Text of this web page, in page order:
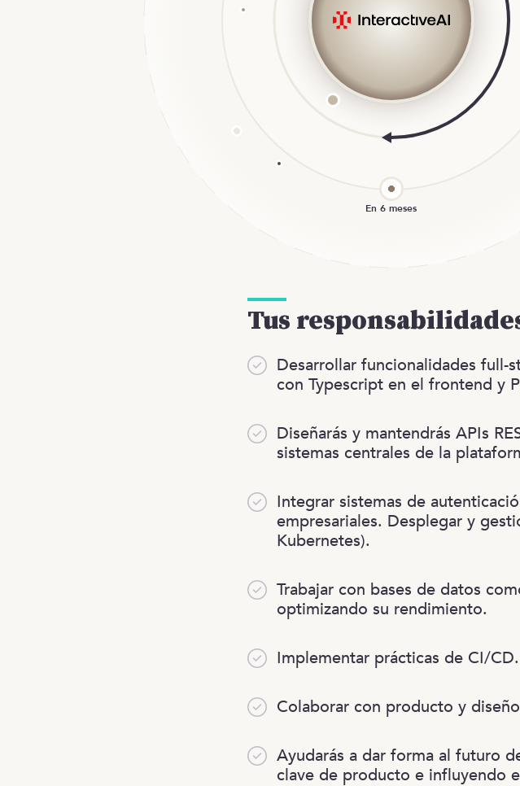
Tus
Desarrollar funcionalidades full-
con Typescript en el frontend y
Diseñarás y mantendrás APIs
sistemas centrales de la
Integrar sistemas de
empresariales. Desplegar y
Kubernetes).
Trabajar con bases de datos
optimizando su rendimiento.
Implementar prácticas de CI/CD.
Colaborar con producto y
Ayudarás a dar forma al futuro
clave de producto e influyendo